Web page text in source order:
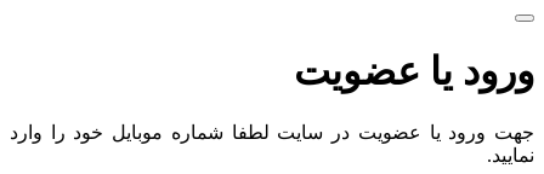
ورود یا عضویت
جهت ورود یا عضویت در سایت لطفا شماره موبایل خود را وارد
نمایید.